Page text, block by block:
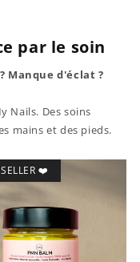
par le soin
Manque d'éclat ?
Nails. Des soins
mains et des pieds.
❤️